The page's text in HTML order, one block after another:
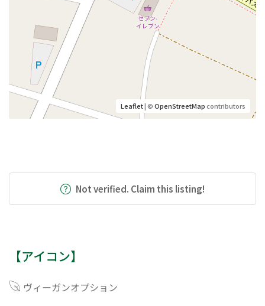
Leaflet| ©OpenStreetMapcontributors
Not verified. Claim this listing!
【アイコン】
ヴィーガンオプション